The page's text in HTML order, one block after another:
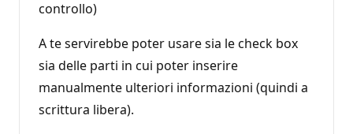
controllo)
A te servirebbe poter usare sia le check box
sia delle parti in cui poter inserire
manualmente ulteriori informazioni (quindi a
scrittura libera).